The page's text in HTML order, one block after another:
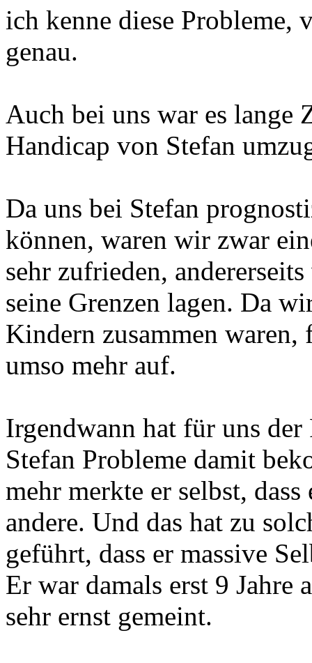
ich kenne diese Probleme,
genau.
Auch bei uns war es lange
Handicap von Stefan
Da uns bei Stefan
können, waren wir zwar
sehr zufrieden,
seine Grenzen lagen. Da
Kindern zusammen
umso mehr auf.
Irgendwann hat für uns
Stefan Probleme damit
mehr merkte er selbst,
andere. Und das hat zu
geführt, dass er massive
Er war damals erst 9 Jahre
sehr ernst gemeint.